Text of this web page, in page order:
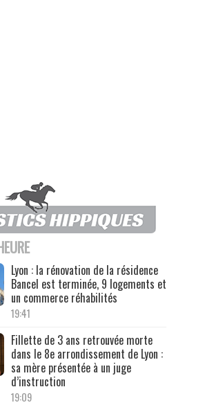
Lyon : la rénovation de la résidence
Bancel est terminée, 9 logements et
un commerce réhabilités
19:41
Fillette de 3 ans retrouvée morte
dans le 8e arrondissement de Lyon :
sa mère présentée à un juge
d’instruction
19:09